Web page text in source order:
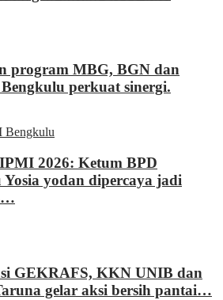
program MBG, BGN dan
perkuat sinergi.
Bengkulu
2026: Ketum BPD
yodan dipercaya jadi
GEKRAFS, KKN UNIB dan
gelar aksi bersih pantai…